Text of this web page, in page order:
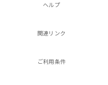
ヘルプ
関連リンク
ご利用条件